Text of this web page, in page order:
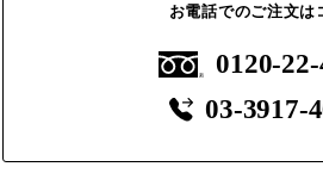
お電話でのご注文は
0120-
03-3917-